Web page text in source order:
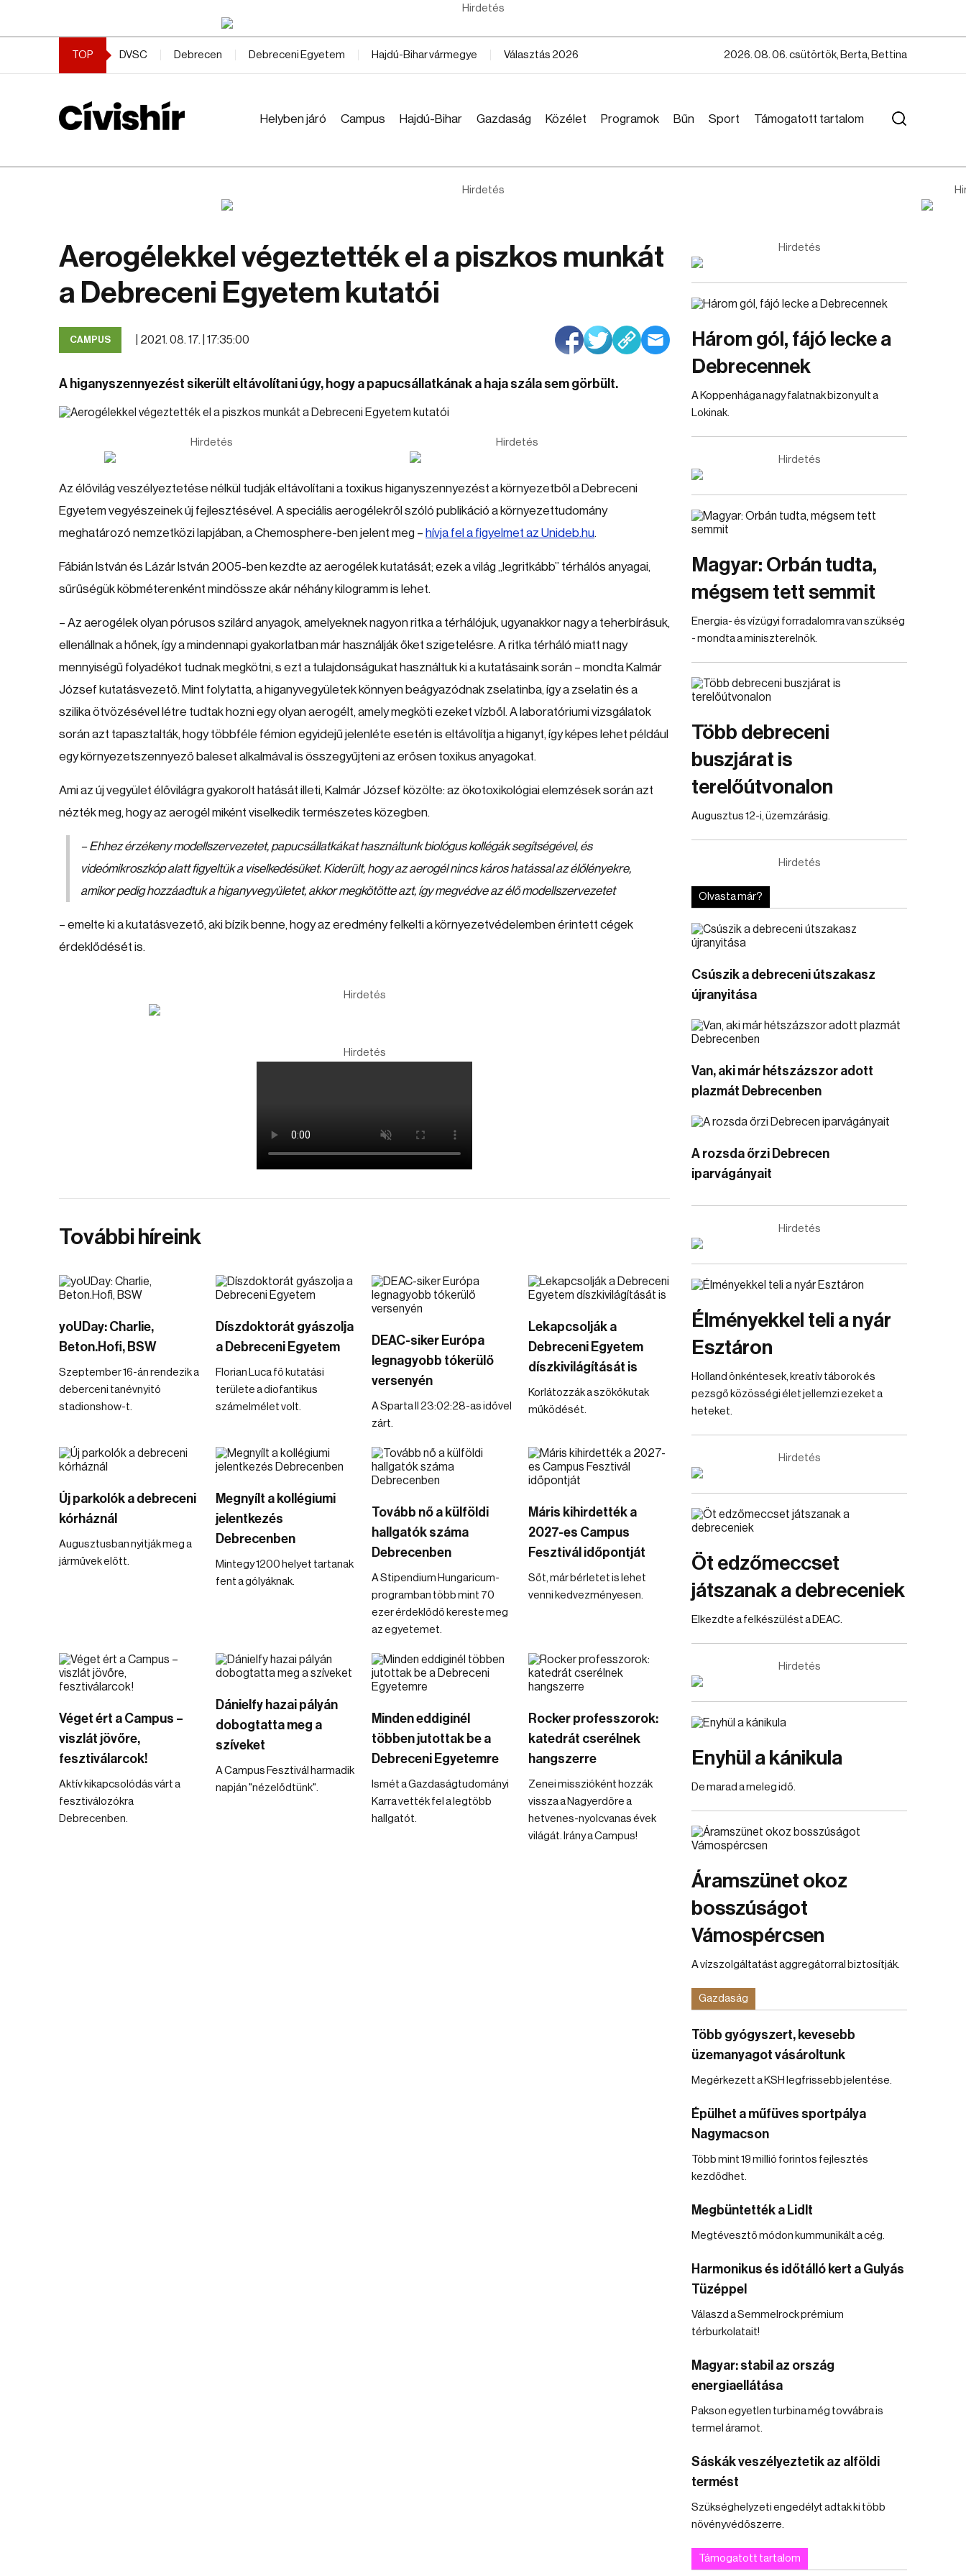
Hirdetés
TOP DVSC Debrecen Debreceni Egyetem Hajdú-Bihar vármegye Választás 2026 2026. 08. 06. csütörtök, Berta, Bettina
Helyben járó Campus Hajdú-Bihar Gazdaság Közélet Programok Bűn Sport Támogatott tartalom
Hirdetés
Aerogélekkel végeztették el a piszkos munkát
a Debreceni Egyetem kutatói
CAMPUS 2021. 08. 17. | 17:35:00
A higanyszennyezést sikerült eltávolítani úgy, hogy a papucsállatkának a haja szála sem görbült.
Hirdetés Hirdetés
Az élővilág veszélyeztetése nélkül tudják eltávolítani a toxikus higanyszennyezést a környezetből a Debreceni
Egyetem vegyészeinek új fejlesztésével. A speciális aerogélekről szóló publikáció a környezettudomány
meghatározó nemzetközi lapjában, a Chemosphere-ben jelent meg – hívja fel a figyelmet az Unideb.hu.
Fábián István és Lázár István 2005-ben kezdte az aerogélek kutatását; ezek a világ „legritkább” térhálós anyagai,
sűrűségük köbméterenként mindössze akár néhány kilogramm is lehet.
– Az aerogélek olyan pórusos szilárd anyagok, amelyeknek nagyon ritka a térhálójuk, ugyanakkor nagy a teherbírásuk,
ellenállnak a hőnek, így a mindennapi gyakorlatban már használják őket szigetelésre. A ritka térháló miatt nagy
mennyiségű folyadékot tudnak megkötni, s ezt a tulajdonságukat használtuk ki a kutatásaink során – mondta Kalmár
József kutatásvezető. Mint folytatta, a higanyvegyületek könnyen beágyazódnak zselatinba, így a zselatin és a
szilika ötvözésével létre tudtak hozni egy olyan aerogélt, amely megköti ezeket vízből. A laboratóriumi vizsgálatok
során azt tapasztalták, hogy többféle fémion egyidejű jelenléte esetén is eltávolítja a higanyt, így képes lehet például
egy környezetszennyező baleset alkalmával is összegyűjteni az erősen toxikus anyagokat.
Ami az új vegyület élővilágra gyakorolt hatását illeti, Kalmár József közölte: az ökotoxikológiai elemzések során azt
nézték meg, hogy az aerogél miként viselkedik természetes közegben.
– Ehhez érzékeny modellszervezetet, papucsállatkákat használtunk biológus kollégák segítségével, és
videómikroszkóp alatt figyeltük a viselkedésüket. Kiderült, hogy az aerogél nincs káros hatással az élőlényekre,
amikor pedig hozzáadtuk a higanyvegyületet, akkor megkötötte azt, így megvédve az élő modellszervezetet
– emelte ki a kutatásvezető, aki bízik benne, hogy az eredmény felkelti a környezetvédelemben érintett cégek
érdeklődését is.
Hirdetés
Hirdetés
További híreink
yoUDay: Charlie,
Beton.Hofi, BSW
Szeptember 16-án rendezik a
deberceni tanévnyitó
stadionshow-t.
Díszdoktorát gyászolja
a Debreceni Egyetem
Florian Luca fő kutatási
területe a diofantikus
számelmélet volt.
DEAC-siker Európa
legnagyobb tókerülő
versenyén
A Sparta II 23:02:28-as idővel
zárt.
Lekapcsolják a
Debreceni Egyetem
díszkivilágítását is
Korlátozzák a szökőkutak
működését.
Új parkolók a debreceni
kórháznál
Augusztusban nyitják meg a
járművek előtt.
Megnyílt a kollégiumi
jelentkezés
Debrecenben
Mintegy 1200 helyet tartanak
fent a gólyáknak.
Tovább nő a külföldi
hallgatók száma
Debrecenben
A Stipendium Hungaricum-
programban több mint 70
ezer érdeklődő kereste meg
az egyetemet.
Máris kihirdették a
2027-es Campus
Fesztivál időpontját
Sőt, már bérletet is lehet
venni kedvezményesen.
Véget ért a Campus –
viszlát jövőre,
fesztiválarcok!
Aktív kikapcsolódás várt a
fesztiválozókra
Debrecenben.
Dánielfy hazai pályán
dobogtatta meg a
szíveket
A Campus Fesztivál harmadik
napján "nézelődtünk".
Minden eddiginél
többen jutottak be a
Debreceni Egyetemre
Ismét a Gazdaságtudományi
Karra vették fel a legtöbb
hallgatót.
Rocker professzorok:
katedrát cserélnek
hangszerre
Zenei misszióként hozzák
vissza a Nagyerdőre a
hetvenes-nyolcvanas évek
világát. Irány a Campus!
Hirdetés
Három gól, fájó lecke a
Debrecennek
A Koppenhága nagy falatnak bizonyult a
Lokinak.
Hirdetés
Magyar: Orbán tudta,
mégsem tett semmit
Energia- és vízügyi forradalomra van szükség
- mondta a miniszterelnök.
Több debreceni
buszjárat is
terelőútvonalon
Augusztus 12-i, üzemzárásig.
Hirdetés
Olvasta már?
Csúszik a debreceni útszakasz
újranyitása
Van, aki már hétszázszor adott
plazmát Debrecenben
A rozsda őrzi Debrecen
iparvágányait
Hirdetés
Élményekkel teli a nyár
Esztáron
Holland önkéntesek, kreatív táborok és
pezsgő közösségi élet jellemzi ezeket a
heteket.
Hirdetés
Öt edzőmeccset
játszanak a debreceniek
Elkezdte a felkészülést a DEAC.
Hirdetés
Enyhül a kánikula
De marad a meleg idő.
Áramszünet okoz
bosszúságot
Vámospércsen
A vízszolgáltatást aggregátorral biztosítják.
Gazdaság
Több gyógyszert, kevesebb
üzemanyagot vásároltunk
Megérkezett a KSH legfrissebb jelentése.
Épülhet a műfüves sportpálya
Nagymacson
Több mint 19 millió forintos fejlesztés
kezdődhet.
Megbüntették a Lidlt
Megtévesztő módon kummunikált a cég.
Harmonikus és időtálló kert a Gulyás
Tüzéppel
Válaszd a Semmelrock prémium
térburkolatait!
Magyar: stabil az ország
energiaellátása
Pakson egyetlen turbina még tovvábra is
termel áramot.
Sáskák veszélyeztetik az alföldi
termést
Szükséghelyzeti engedélyt adtak ki több
növényvédőszerre.
Támogatott tartalom